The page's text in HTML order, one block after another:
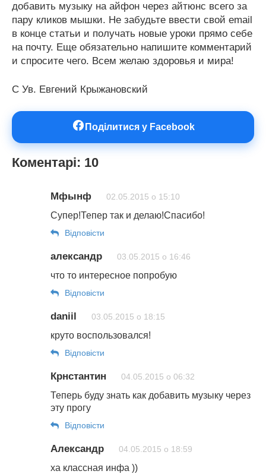
добавить музыку на айфон через айтюнс всего за
пару кликов мышки. Не забудьте ввести свой email
в конце статьи и получать новые уроки прямо себе
на почту. Еще обязательно напишите комментарий
и спросите чего. Всем желаю здоровья и мира!
С Ув. Евгений Крыжановский
Поділитися у Facebook
Коментарі: 10
Мфынф 02.05.2015 о 15:10
Супер!Тепер так и делаю!Спасибо!
Відповіcти
александр 03.05.2015 о 16:46
что то интересное попробую
Відповіcти
daniil 03.05.2015 о 18:15
круто воспользовался!
Відповіcти
Крнстантин 04.05.2015 о 06:32
Теперь буду знать как добавить музыку через
эту прогу
Відповіcти
Александр 04.05.2015 о 18:59
ха классная инфа ))